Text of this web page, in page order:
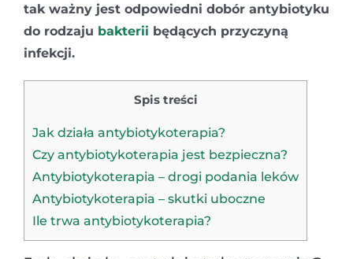
tak ważny jest odpowiedni dobór antybiotyku
do rodzaju bakterii będących przyczyną
infekcji.
Spis treści
Jak działa antybiotykoterapia?
Czy antybiotykoterapia jest bezpieczna?
Antybiotykoterapia – drogi podania leków
Antybiotykoterapia – skutki uboczne
Ile trwa antybiotykoterapia?